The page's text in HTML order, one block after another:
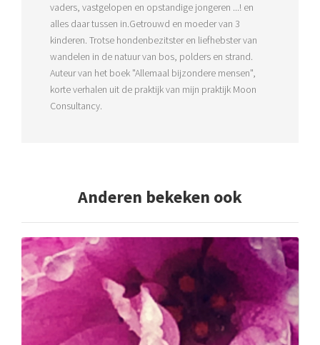
vaders, vastgelopen en opstandige jongeren ...! en
alles daar tussen in.Getrouwd en moeder van 3
kinderen. Trotse hondenbezitster en liefhebster van
wandelen in de natuur van bos, polders en strand.
Auteur van het boek "Allemaal bijzondere mensen",
korte verhalen uit de praktijk van mijn praktijk Moon
Consultancy.
Anderen bekeken ook